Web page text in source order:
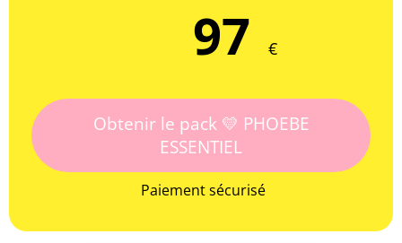
97 €
Obtenir le pack 💛 PHOEBE
ESSENTIEL
Paiement sécurisé